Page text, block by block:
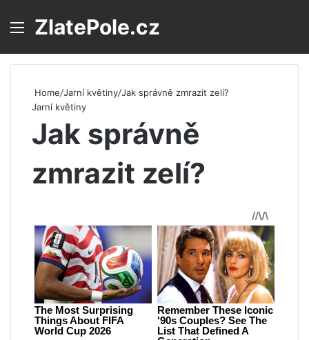
Menu
ZlatePole.cz
Home/Jarní květiny/Jak správně zmrazit zelí?
Jarní květiny
Jak správně
zmrazit zelí?